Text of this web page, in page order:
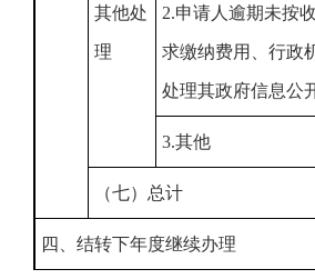
其他处
理
2.申请人逾期未按
求缴纳费用、行政
处理其政府信息公
3.其他
（七）总计
四、结转下年度继续办理